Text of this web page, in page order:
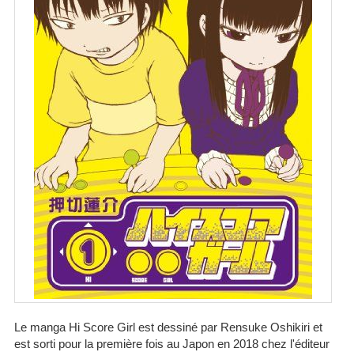
Le manga Hi Score Girl est dessiné par Rensuke Oshikiri et
est sorti pour la première fois au Japon en 2018 chez l'éditeur